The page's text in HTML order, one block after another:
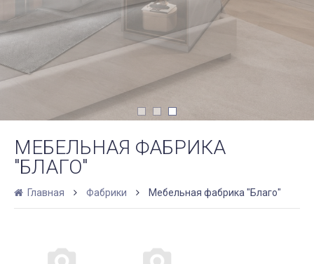
МЕБЕЛЬНАЯ ФАБРИКА
"БЛАГО"
Главная Фабрики Мебельная фабрика "Благо"